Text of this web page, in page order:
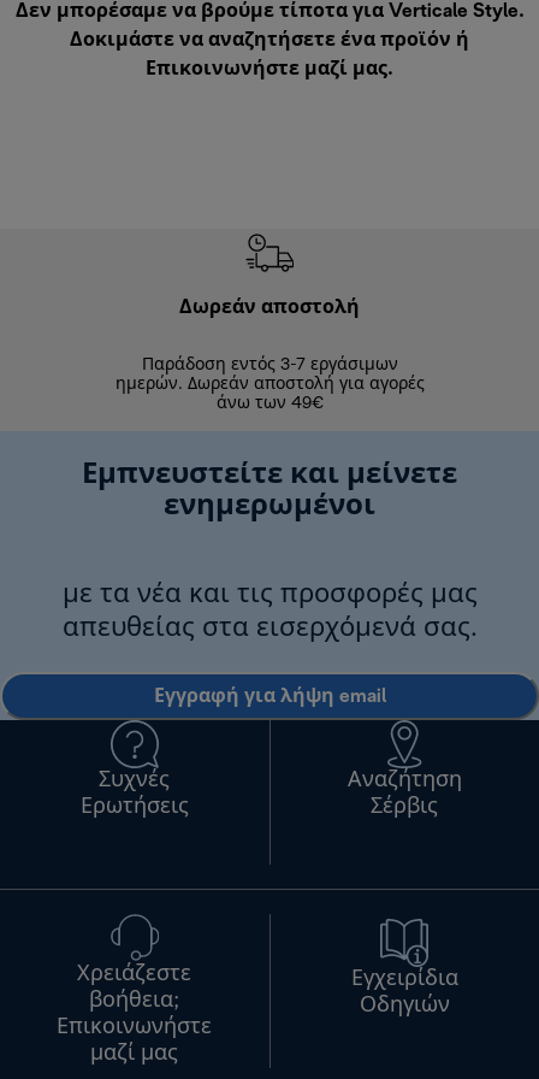
Δεν μπορέσαμε να βρούμε τίποτα για Verticale Style.
Δοκιμάστε να αναζητήσετε ένα προϊόν ή
Επικοινωνήστε μαζί μας.
Δωρεάν αποστολή
Παράδοση εντός 3-7 εργάσιμων
ημερών. Δωρεάν αποστολή για αγορές
άνω των 49€
Εμπνευστείτε και μείνετε
ενημερωμένοι
με τα νέα και τις προσφορές μας
απευθείας στα εισερχόμενά σας.
Εγγραφή για λήψη email
Συχνές
Ερωτήσεις
Αναζήτηση
Σέρβις
Χρειάζεστε
βοήθεια;
Επικοινωνήστε
μαζί μας
Εγχειρίδια
Οδηγιών